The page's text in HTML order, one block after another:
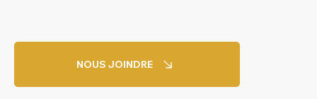
NOUS JOINDRE